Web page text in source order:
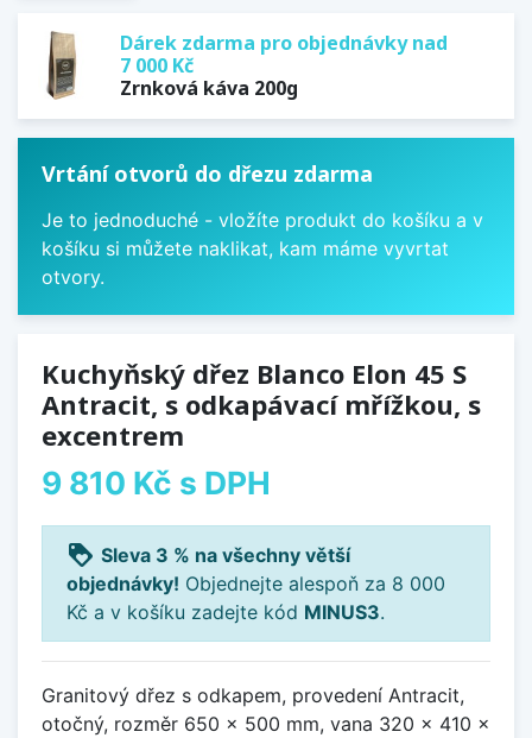
Dárek zdarma pro objednávky nad
7 000 Kč
Zrnková káva 200g
Vrtání otvorů do dřezu zdarma
Je to jednoduché - vložíte produkt do košíku a v
košíku si můžete naklikat, kam máme vyvrtat
otvory.
Kuchyňský dřez Blanco Elon 45 S
Antracit, s odkapávací mřížkou, s
excentrem
9 810 Kč s DPH
loyalty Sleva 3 % na všechny větší
objednávky! Objednejte alespoň za 8 000
Kč a v košíku zadejte kód MINUS3.
Granitový dřez s odkapem, provedení Antracit,
otočný, rozměr 650 x 500 mm, vana 320 x 410 x